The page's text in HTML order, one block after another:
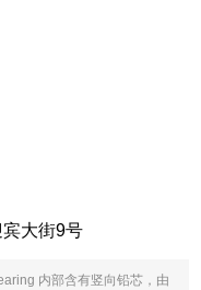
大街9号
内部含有竖向铅芯，由